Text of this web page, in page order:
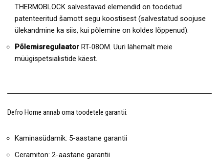
THERMOBLOCK salvestavad elemendid on toodetud
patenteeritud šamott segu koostisest (salvestatud soojuse
ülekandmine ka siis, kui põlemine on koldes lõppenud).
Põlemisregulaator RT-08OM. Uuri lähemalt meie
müügispetsialistide käest.
Defro Home annab oma toodetele garantii:
Kaminasüdamik: 5-aastane garantii
Ceramiton: 2-aastane garantii